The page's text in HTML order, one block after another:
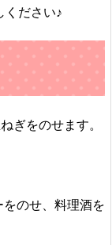
ください♪
ぎをのせます。
のせ、料理酒を